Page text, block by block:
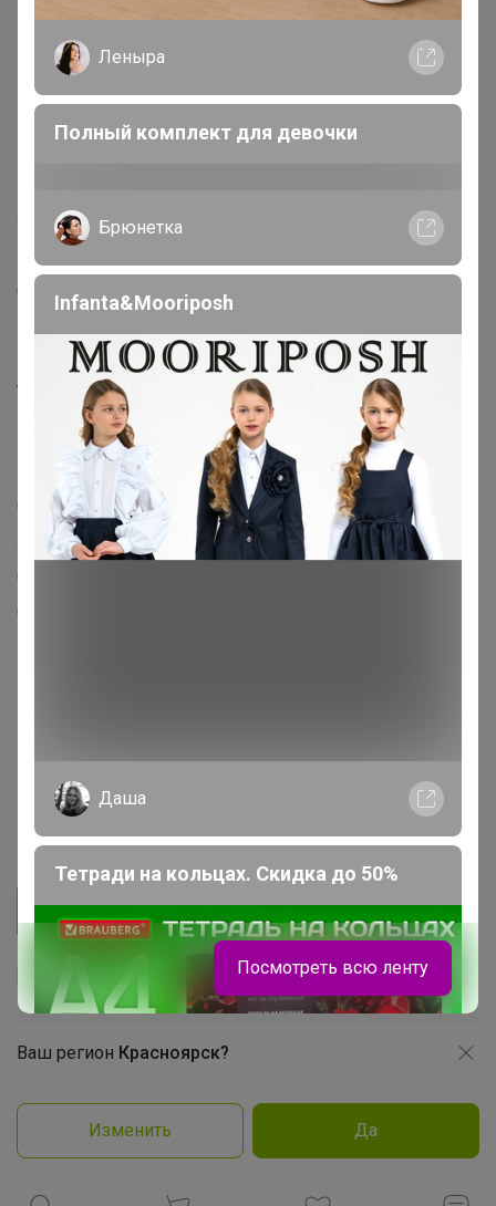
Ваш регион Красноярск?
Изменить Да
Поставщикам
Вакансии
Защита покупателя
Помощь
О нас
Все предложения
Анонсы
Новости
Поддержка альпак
Самое выгодное
Хиты продаж
Самое желанное
Самое быстрое
Укорачиватель ссылок
Политика конфиденциальности
Cоглашение пользователя
Леныра
Полный комплект для девочки
Брюнетка
Infanta&Mooriposh
Даша
Тетради на кольцах. Скидка до 50%
Посмотреть всю ленту
Продолжая использовать этот сайт и нажимая кнопку
Принять